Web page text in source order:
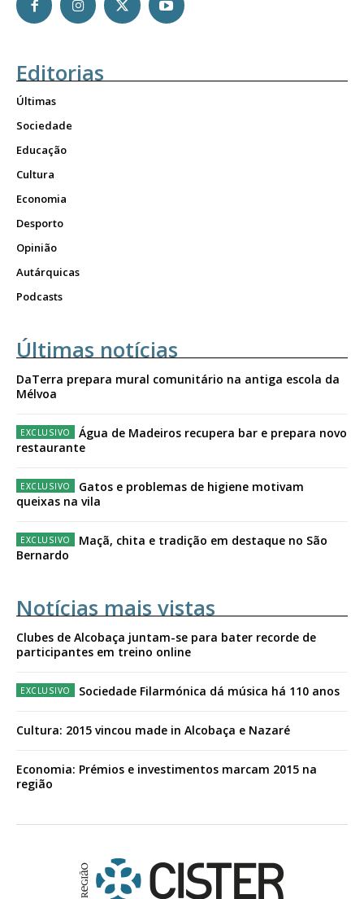
Editorias
Últimas
Sociedade
Educação
Cultura
Economia
Desporto
Opinião
Autárquicas
Podcasts
Últimas notícias
DaTerra prepara mural comunitário na antiga escola da
Mélvoa
Água de Madeiros recupera bar e prepara novo
restaurante
Gatos e problemas de higiene motivam
queixas na vila
Maçã, chita e tradição em destaque no São
Bernardo
Notícias mais vistas
Clubes de Alcobaça juntam-se para bater recorde de
participantes em treino online
Sociedade Filarmónica dá música há 110 anos
Cultura: 2015 vincou made in Alcobaça e Nazaré
Economia: Prémios e investimentos marcam 2015 na
região